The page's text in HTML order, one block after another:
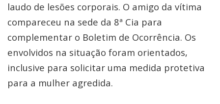
laudo de lesões corporais. O amigo da vítima
compareceu na sede da 8ª Cia para
complementar o Boletim de Ocorrência. Os
envolvidos na situação foram orientados,
inclusive para solicitar uma medida protetiva
para a mulher agredida.